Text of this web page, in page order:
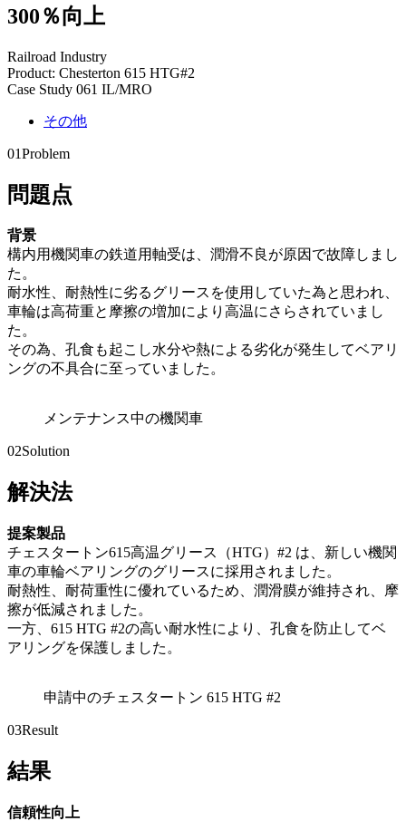
300％向上
Railroad Industry
Product: Chesterton 615 HTG#2
Case Study 061 IL/MRO
その他
01Problem
問題点
背景
構内用機関車の鉄道用軸受は、潤滑不良が原因で故障しまし
た。
耐水性、耐熱性に劣るグリースを使用していた為と思われ、
車輪は高荷重と摩擦の増加により高温にさらされていまし
た。
その為、孔食も起こし水分や熱による劣化が発生してベアリ
ングの不具合に至っていました。
メンテナンス中の機関車
02Solution
解決法
提案製品
チェスタートン615高温グリース（HTG）#2 は、新しい機関
車の車輪ベアリングのグリースに採用されました。
耐熱性、耐荷重性に優れているため、潤滑膜が維持され、摩
擦が低減されました。
一方、615 HTG #2の高い耐水性により、孔食を防止してベ
アリングを保護しました。
申請中のチェスタートン 615 HTG #2
03Result
結果
信頼性向上